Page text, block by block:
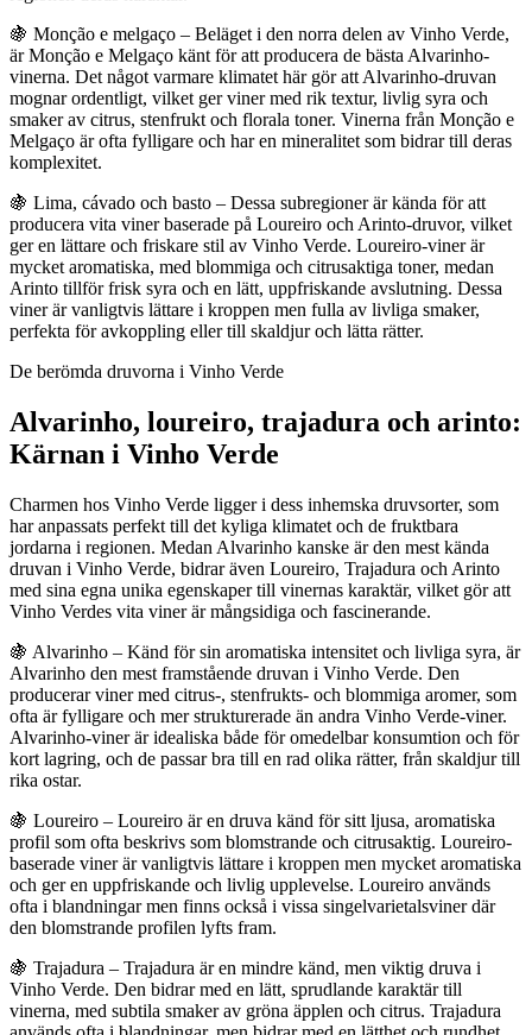
🍇 Monção e melgaço – Beläget i den norra delen av Vinho Verde,
är Monção e Melgaço känt för att producera de bästa Alvarinho-
vinerna. Det något varmare klimatet här gör att Alvarinho-druvan
mognar ordentligt, vilket ger viner med rik textur, livlig syra och
smaker av citrus, stenfrukt och florala toner. Vinerna från Monção e
Melgaço är ofta fylligare och har en mineralitet som bidrar till deras
komplexitet.
🍇 Lima, cávado och basto – Dessa subregioner är kända för att
producera vita viner baserade på Loureiro och Arinto-druvor, vilket
ger en lättare och friskare stil av Vinho Verde. Loureiro-viner är
mycket aromatiska, med blommiga och citrusaktiga toner, medan
Arinto tillför frisk syra och en lätt, uppfriskande avslutning. Dessa
viner är vanligtvis lättare i kroppen men fulla av livliga smaker,
perfekta för avkoppling eller till skaldjur och lätta rätter.
De berömda druvorna i Vinho Verde
Alvarinho, loureiro, trajadura och arinto:
Kärnan i Vinho Verde
Charmen hos Vinho Verde ligger i dess inhemska druvsorter, som
har anpassats perfekt till det kyliga klimatet och de fruktbara
jordarna i regionen. Medan Alvarinho kanske är den mest kända
druvan i Vinho Verde, bidrar även Loureiro, Trajadura och Arinto
med sina egna unika egenskaper till vinernas karaktär, vilket gör att
Vinho Verdes vita viner är mångsidiga och fascinerande.
🍇 Alvarinho – Känd för sin aromatiska intensitet och livliga syra, är
Alvarinho den mest framstående druvan i Vinho Verde. Den
producerar viner med citrus-, stenfrukts- och blommiga aromer, som
ofta är fylligare och mer strukturerade än andra Vinho Verde-viner.
Alvarinho-viner är idealiska både för omedelbar konsumtion och för
kort lagring, och de passar bra till en rad olika rätter, från skaldjur till
rika ostar.
🍇 Loureiro – Loureiro är en druva känd för sitt ljusa, aromatiska
profil som ofta beskrivs som blomstrande och citrusaktig. Loureiro-
baserade viner är vanligtvis lättare i kroppen men mycket aromatiska
och ger en uppfriskande och livlig upplevelse. Loureiro används
ofta i blandningar men finns också i vissa singelvarietalsviner där
den blomstrande profilen lyfts fram.
🍇 Trajadura – Trajadura är en mindre känd, men viktig druva i
Vinho Verde. Den bidrar med en lätt, sprudlande karaktär till
vinerna, med subtila smaker av gröna äpplen och citrus. Trajadura